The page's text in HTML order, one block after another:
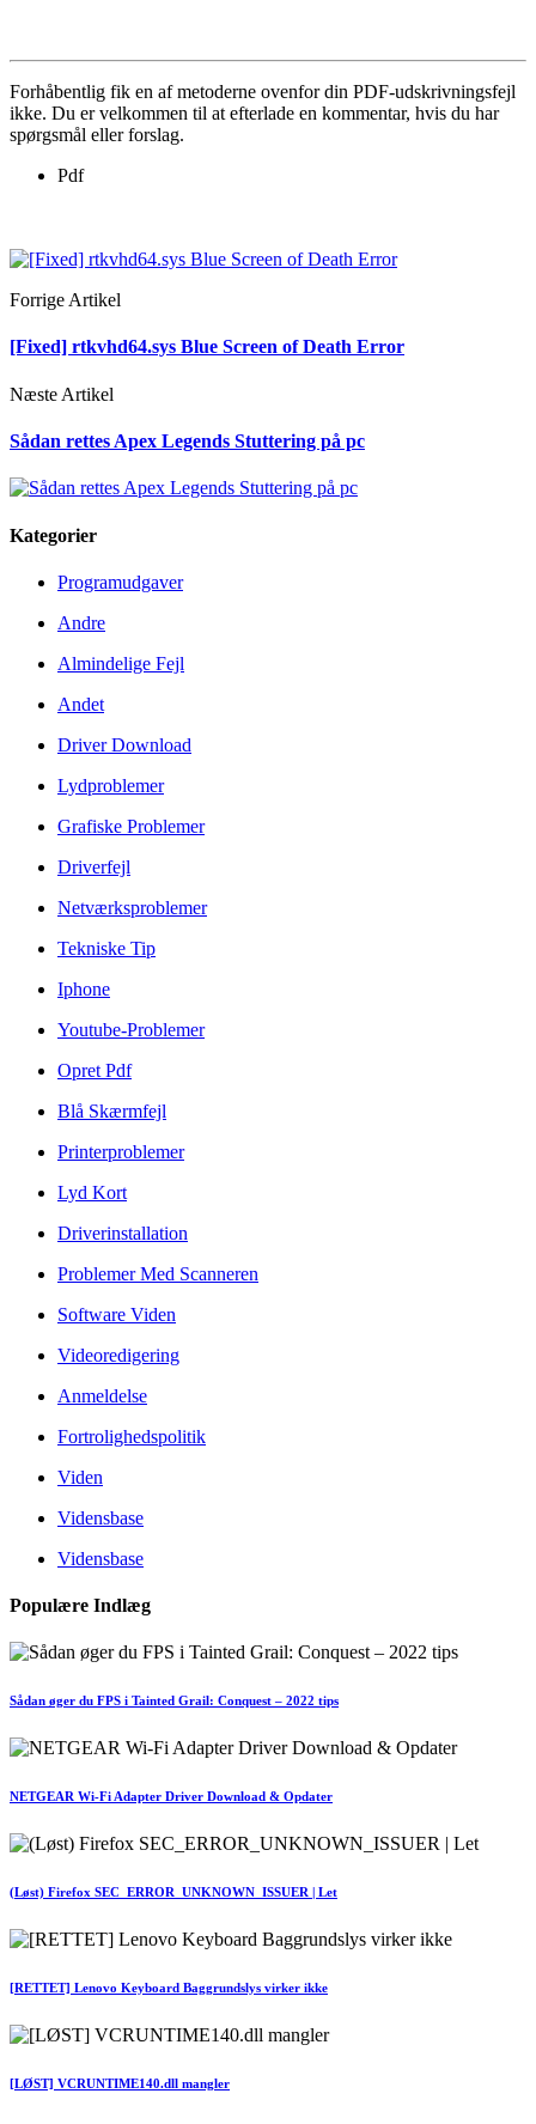
Forhåbentlig fik en af ​​metoderne ovenfor din PDF-udskrivningsfejl
ikke. Du er velkommen til at efterlade en kommentar, hvis du har
spørgsmål eller forslag.
Pdf
Forrige Artikel
[Fixed] rtkvhd64.sys Blue Screen of Death Error
Næste Artikel
Sådan rettes Apex Legends Stuttering på pc
Kategorier
Programudgaver
Andre
Almindelige Fejl
Andet
Driver Download
Lydproblemer
Grafiske Problemer
Driverfejl
Netværksproblemer
Tekniske Tip
Iphone
Youtube-Problemer
Opret Pdf
Blå Skærmfejl
Printerproblemer
Lyd Kort
Driverinstallation
Problemer Med Scanneren
Software Viden
Videoredigering
Anmeldelse
Fortrolighedspolitik
Viden
Vidensbase
Vidensbase
Populære Indlæg
Sådan øger du FPS i Tainted Grail: Conquest – 2022 tips
NETGEAR Wi-Fi Adapter Driver Download & Opdater
(Løst) Firefox SEC_ERROR_UNKNOWN_ISSUER | Let
[RETTET] Lenovo Keyboard Baggrundslys virker ikke
[LØST] VCRUNTIME140.dll mangler